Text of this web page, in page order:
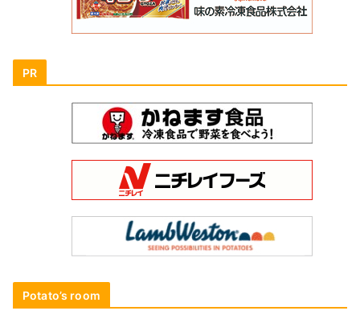
PR
Potato’s room